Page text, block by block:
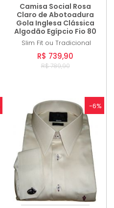
Camisa Social Rosa
Claro de Abotoadura
Gola Inglesa Clássica
Algodão Egípcio Fio 80
Slim Fit ou Tradicional
R$ 739,90
R$ 789,90
-6%